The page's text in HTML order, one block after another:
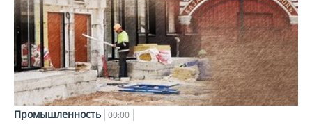
Промышленность 00:00